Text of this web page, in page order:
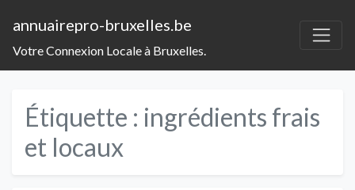
annuairepro-bruxelles.be
Votre Connexion Locale à Bruxelles.
Étiquette : ingrédients frais
et locaux